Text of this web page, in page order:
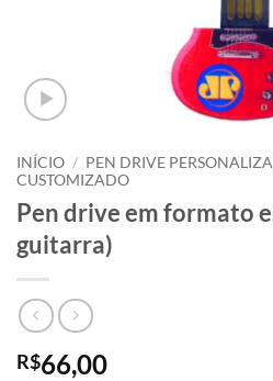
INÍCIO / PEN DRIVE
CUSTOMIZADO
Pen drive em formato
guitarra)
R$66,00